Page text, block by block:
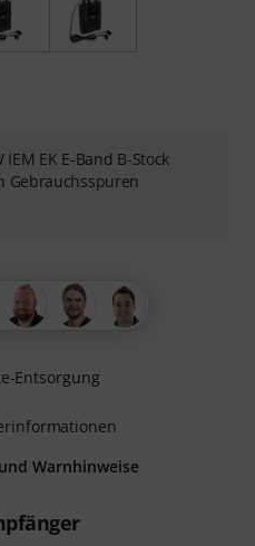
Entsorgung
Warnhinweise
IEM EK E-Band B-Stock
Gebrauchsspuren